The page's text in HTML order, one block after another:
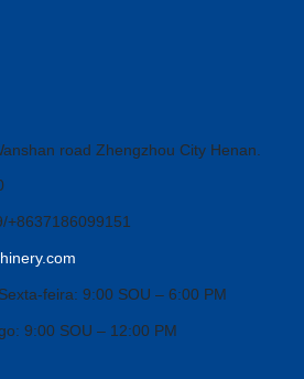
road Zhengzhou City Henan
+8637186099151
feira: 9:00 SOU – 6:00 PM
9:00 SOU – 12:00 PM